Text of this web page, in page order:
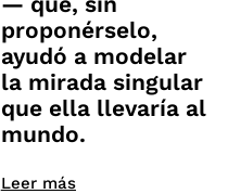
proponérselo,
ayudó a modelar
la mirada singular
que ella llevaría al
mundo.
Leer más